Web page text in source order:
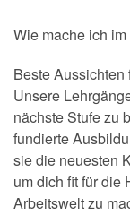
Wie mache ich
Beste Aussichten
Unsere
nächste Stufe zu
fundierte
sie die neuesten
um dich fit für die
Arbeitswelt zu